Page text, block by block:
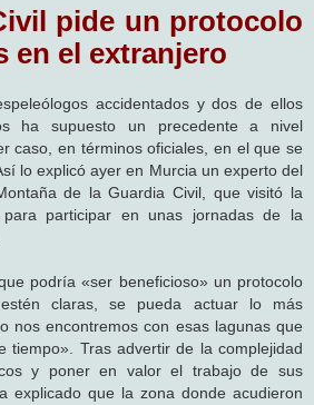
pide un protocolo
en el extranjero
accidentados y dos de ellos
ha supuesto un precedente a nivel
caso, en términos oficiales, en el que se
lo explicó ayer en Murcia un experto del
de la Guardia Civil, que visitó la
para participar en unas jornadas de la
podría «ser beneficioso» un protocolo
claras, se pueda actuar lo más
nos encontremos con esas lagunas que
tiempo». Tras advertir de la complejidad
y poner en valor el trabajo de sus
explicado que la zona donde acudieron